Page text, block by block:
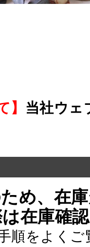
】 当社ウェ
ド
め、在
在庫確
順をよくご